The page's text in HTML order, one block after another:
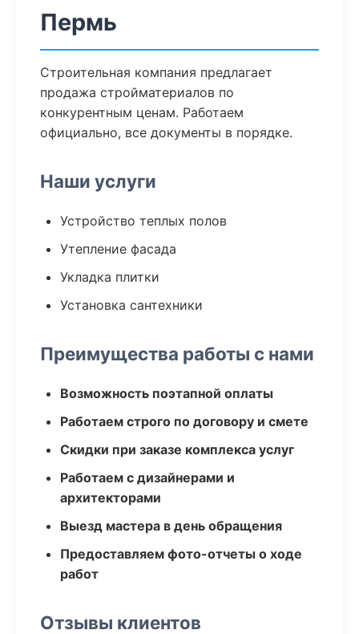
Пермь
Строительная компания предлагает
продажа стройматериалов по
конкурентным ценам. Работаем
официально, все документы в порядке.
Наши услуги
Устройство теплых полов
Утепление фасада
Укладка плитки
Установка сантехники
Преимущества работы с нами
Возможность поэтапной оплаты
Работаем строго по договору и смете
Скидки при заказе комплекса услуг
Работаем с дизайнерами и
архитекторами
Выезд мастера в день обращения
Предоставляем фото-отчеты о ходе
работ
Отзывы клиентов